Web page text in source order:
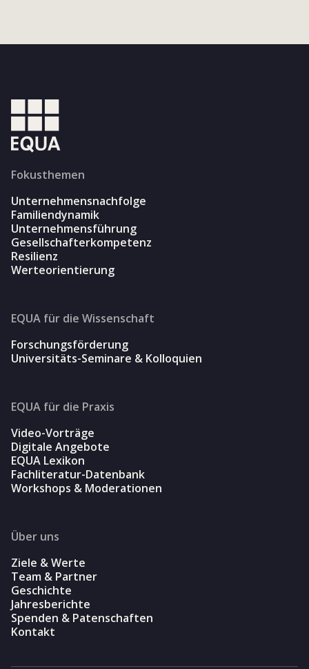
Fokusthemen
Unternehmensnachfolge
Familiendynamik
Unternehmensführung
Gesellschafterkompetenz
Resilienz
Werteorientierung
EQUA für die Wissenschaft
Forschungsförderung
Universitäts-Seminare & Kolloquien
EQUA für die Praxis
Video-Vorträge
Digitale Angebote
EQUA Lexikon
Fachliteratur-Datenbank
Workshops & Moderationen
Über uns
Ziele & Werte
Team & Partner
Geschichte
Jahresberichte
Spenden & Patenschaften
Kontakt